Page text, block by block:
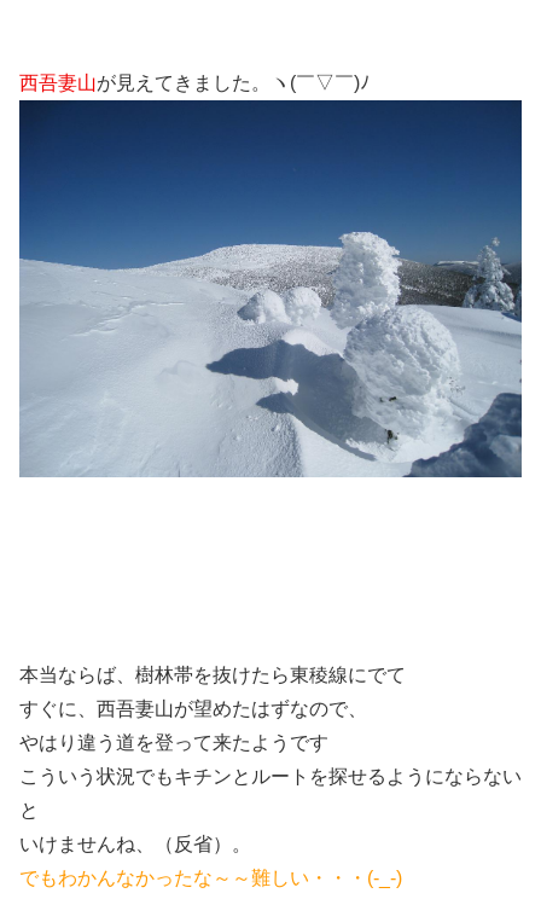
西吾妻山が見えてきました。ヽ(￣▽￣)ﾉ
本当ならば、樹林帯を抜けたら東稜線にでて
すぐに、西吾妻山が望めたはずなので、
やはり違う道を登って来たようです
こういう状況でもキチンとルートを探せるようにならない
と
いけませんね、（反省）。
でもわかんなかったな～～難しい・・・(-_-)